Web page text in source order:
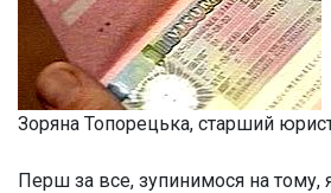
Зоряна Топорецька, старший
Перш за все, зупинимося на тому,